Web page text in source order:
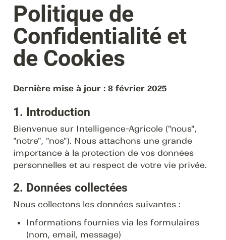
Politique de
Confidentialité et
de Cookies
Dernière mise à jour : 8 février 2025
1. Introduction
Bienvenue sur Intelligence-Agricole ("nous",
"notre", "nos"). Nous attachons une grande
importance à la protection de vos données
personnelles et au respect de votre vie privée.
2. Données collectées
Nous collectons les données suivantes :
Informations fournies via les formulaires
(nom, email, message)